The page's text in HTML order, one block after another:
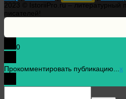
2023 © IstoriiPro.ru – литературный
0
Прокомментировать публикацию... x